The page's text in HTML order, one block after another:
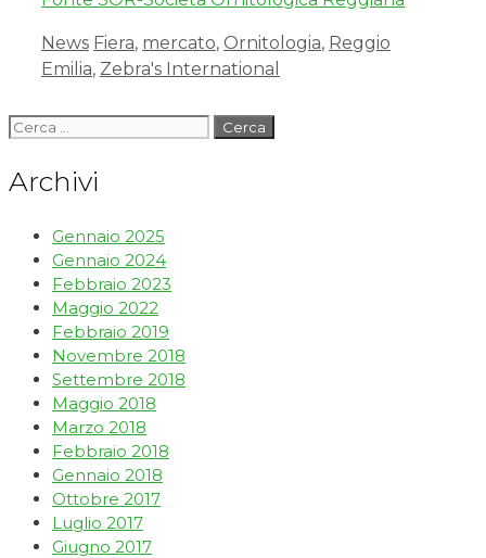
News Fiera, mercato, Ornitologia, Reggio
Emilia, Zebra's International
Archivi
Gennaio 2025
Gennaio 2024
Febbraio 2023
Maggio 2022
Febbraio 2019
Novembre 2018
Settembre 2018
Maggio 2018
Marzo 2018
Febbraio 2018
Gennaio 2018
Ottobre 2017
Luglio 2017
Giugno 2017